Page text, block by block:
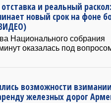
и реальный раскол:
новый срок на фоне
Национального собрания
оказалась под
возможности
железных дорог